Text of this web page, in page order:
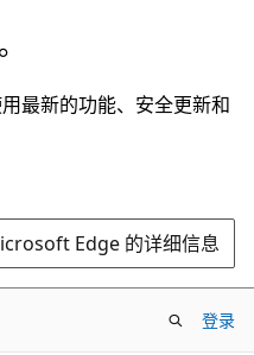
最新的功能、安全更新和
Edge 的详细信息
登录